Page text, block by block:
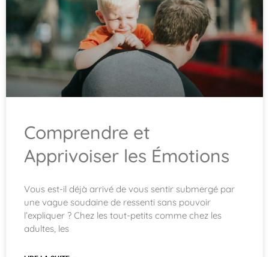
Comprendre et
Apprivoiser les Émotions
Vous est-il déjà arrivé de vous sentir submergé par
une vague soudaine de ressenti sans pouvoir
l’expliquer ? Chez les tout-petits comme chez les
adultes, les